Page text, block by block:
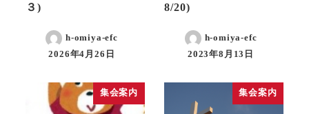
３)
h-omiya-efc
2026年4月26日
8/20)
h-omiya-efc
2023年8月13日
集会案内 集会案内